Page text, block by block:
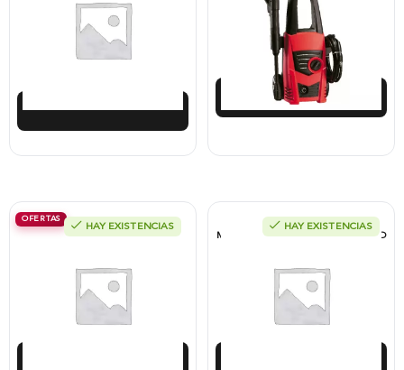
$ 912.500
$
547.542
$383.279
Añadir al carrito
OFERTAS
HAY EXISTENCIAS
Motor Alterman Gasolina 4T, 6.5Hp
674.334
606.900
HAY EXISTENCIAS
Motosierra a Gasolina 52 Barra 20» PD
$ 770.242